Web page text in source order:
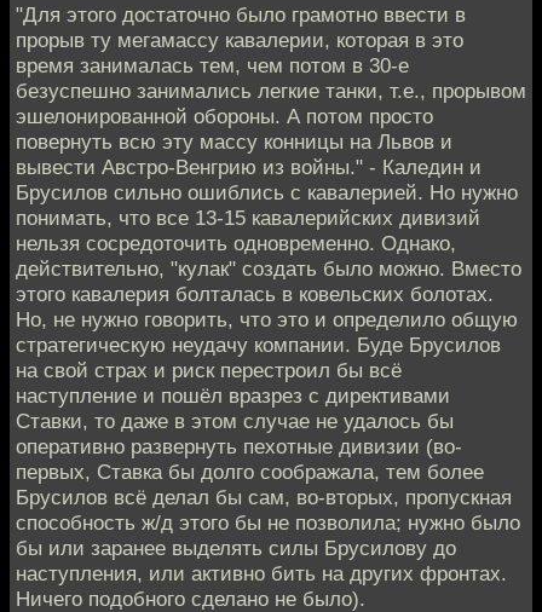
"Для этого достаточно было грамотно ввести в
прорыв ту мегамассу кавалерии, которая в это
время занималась тем, чем потом в 30-е
безуспешно занимались легкие танки, т.е., прорывом
эшелонированной обороны. А потом просто
повернуть всю эту массу конницы на Львов и
вывести Австро-Венгрию из войны." - Каледин и
Брусилов сильно ошиблись с кавалерией. Но нужно
понимать, что все 13-15 кавалерийских дивизий
нельзя сосредоточить одновременно. Однако,
действительно, "кулак" создать было можно. Вместо
этого кавалерия болталась в ковельских болотах.
Но, не нужно говорить, что это и определило общую
стратегическую неудачу компании. Буде Брусилов
на свой страх и риск перестроил бы всё
наступление и пошёл вразрез с директивами
Ставки, то даже в этом случае не удалось бы
оперативно развернуть пехотные дивизии (во-
первых, Ставка бы долго соображала, тем более
Брусилов всё делал бы сам, во-вторых, пропускная
способность ж/д этого бы не позволила; нужно было
бы или заранее выделять силы Брусилову до
наступления, или активно бить на других фронтах.
Ничего подобного сделано не было).